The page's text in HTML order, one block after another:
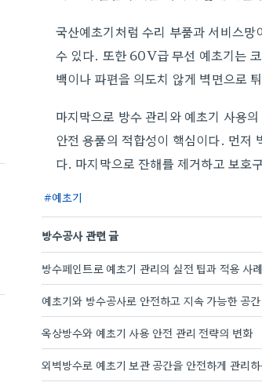
국산예초기처럼 수리 부품과 서비스
수 있다. 또한 60V급 무선 예초기는
백이나 파편을 의도치 않게 벽면으로
마지막으로 방수 관리와 예초기 사용
안전 용품의 적합성이 핵심이다. 먼저
다. 마지막으로 잔해를 제거하고 보호
예초기
방수공사 관련 글
방수페인트로 예초기 관리의 실전 팁과 적용 사
예초기와 방수공사로 안전하고 지속 가능한 공
옥상방수와 예초기 사용 안전 관리 전략의 변화
외벽방수로 예초기 보관 공간을 안전하게 관리